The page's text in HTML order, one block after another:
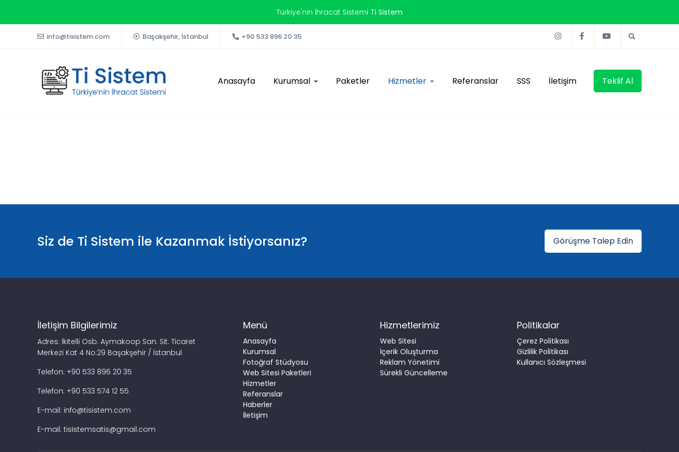
Türkiye'nin İhracat Sistemi Ti Sistem
info@tisistem.com Başakşehir, İstanbul +90 533 896 20 35
Anasayfa Kurumsal Paketler Hizmetler Referanslar SSS İletişim Teklif Al
Siz de Ti Sistem ile Kazanmak İstiyorsanız? Görüşme Talep Edin
İletişim Bilgilerimiz
Adres: İkitelli Osb. Aymakoop San. Sit. Ticaret
Merkezi Kat 4 No:29 Başakşehir / İstanbul
Telefon: +90 533 896 20 35
Telefon: +90 533 574 12 55
E-mail: info@tisistem.com
E-mail: tisistemsatis@gmail.com
Menü
Anasayfa
Kurumsal
Fotoğraf Stüdyosu
Web Sitesi Paketleri
Hizmetler
Referanslar
Haberler
İletişim
Hizmetlerimiz
Web Sitesi
İçerik Oluşturma
Reklam Yönetimi
Sürekli Güncelleme
Politikalar
Çerez Politikası
Gizlilik Politikası
Kullanıcı Sözleşmesi